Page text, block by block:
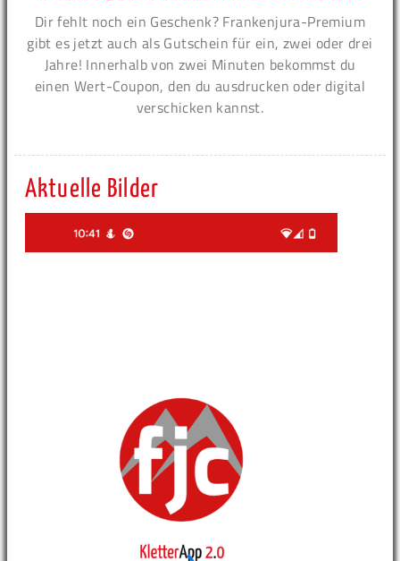
Dir fehlt noch ein Geschenk? Frankenjura-Premium
gibt es jetzt auch als Gutschein für ein, zwei oder drei
Jahre! Innerhalb von zwei Minuten bekommst du
einen Wert-Coupon, den du ausdrucken oder digital
verschicken kannst.
Aktuelle Bilder